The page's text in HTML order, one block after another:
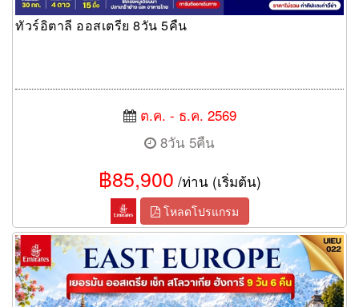
ทัวร์อิตาลี ออสเตรีย 8วัน 5คืน
ต.ค. - ธ.ค. 2569
8วัน 5คืน
฿85,900 /ท่าน (เริ่มต้น)
โหลดโปรแกรม
ทัวร์ยุโรปตะวันออก Eastern Europe 9วัน 6คืน